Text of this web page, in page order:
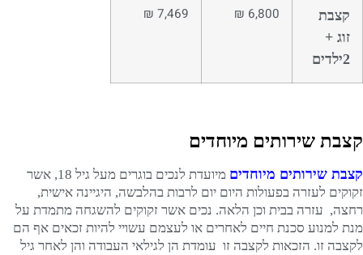
קצבת
זוג +
2ילדים
6,800 ₪
7,469 ₪
קצבת שירותים מיוחדים
קצבת שירותים מיוחדים
מיועדת לנכים בוגרים מעל גיל 18, אשר
זקוקים לעזרה בפעולות היום יום לרבות בהלבשה, היגיינה אישית,
רחצה, עזרה בבית וכן הלאה. נכים אשר זקוקים להשגחה מתמדת על
מנת למנוע סכנת חיים לאחרים או לעצמם עשויי להיות זכאים אף הם
לקצבה זו. הזכאות לקצבה זו עומדת הן לגילאי העבודה והן לאחר גיל